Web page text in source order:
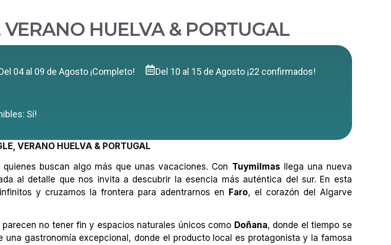
VERANO HUELVA & PORTUGAL
04 al 09 de Agosto ¡Completo!
Del 10 al 15 de Agosto ¡22 confirmados!
Sí!
VERANO HUELVA & PORTUGAL
buscan algo más que unas vacaciones. Con Tuymilmas llega una nueva
al detalle que nos invita a descubrir la esencia más auténtica del sur. En esta
y cruzamos la frontera para adentrarnos en Faro, el corazón del Algarve
no tener fin y espacios naturales únicos como Doñana, donde el tiempo se
gastronomía excepcional, donde el producto local es protagonista y la famosa